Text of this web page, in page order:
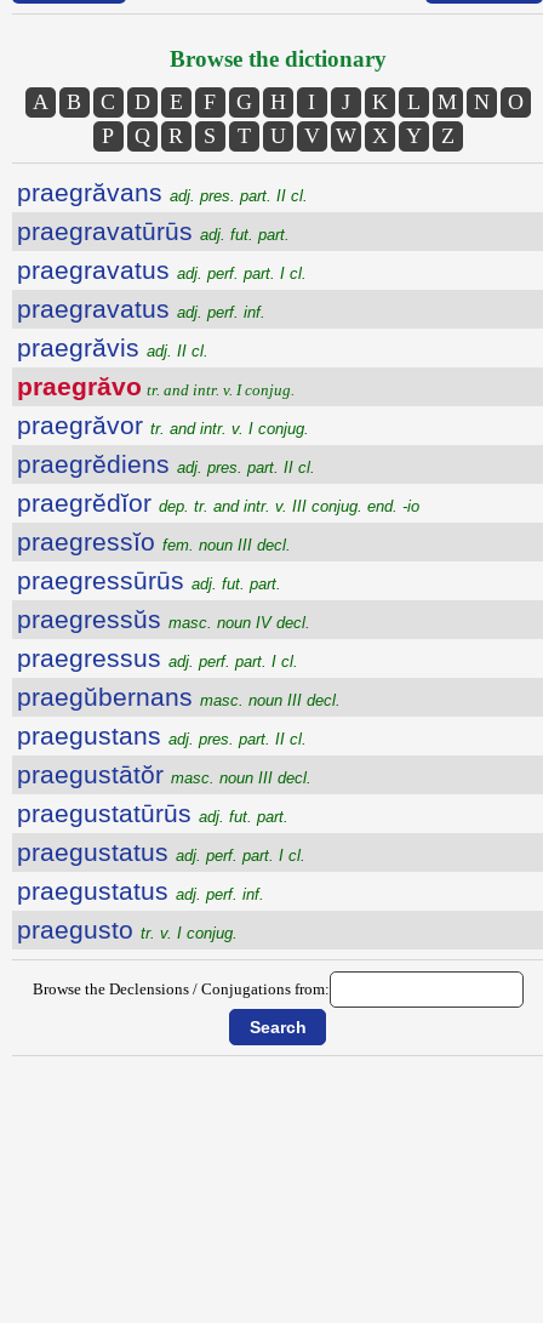
Browse the dictionary
A B C D E F G H I J K L M N
O
P
Q R S T U V W X Y Z
praegrăvans adj. pres. part. II cl.
praegravatūrūs adj. fut. part.
praegravatus adj. perf. part. I cl.
praegravatus adj. perf. inf.
praegrăvis adj. II cl.
praegrăvo tr. and intr. v. I conjug.
praegrăvor tr. and intr. v. I conjug.
praegrĕdiens adj. pres. part. II cl.
praegrĕdĭor dep. tr. and intr. v. III conjug. end. -io
praegressĭo fem. noun III decl.
praegressūrūs adj. fut. part.
praegressŭs masc. noun IV decl.
praegressus adj. perf. part. I cl.
praegŭbernans masc. noun III decl.
praegustans adj. pres. part. II cl.
praegustātŏr masc. noun III decl.
praegustatūrūs adj. fut. part.
praegustatus adj. perf. part. I cl.
praegustatus adj. perf. inf.
praegusto tr. v. I conjug.
Browse the Declensions / Conjugations from: